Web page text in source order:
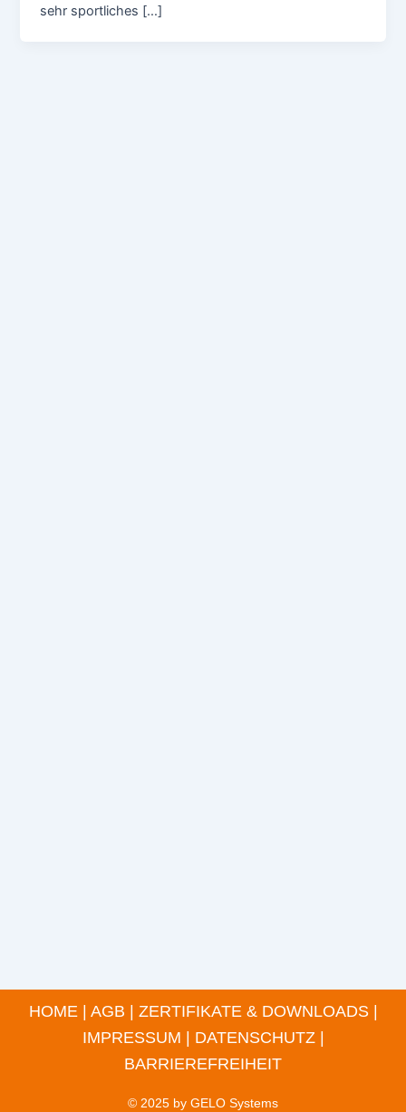
sehr sportliches […]
HOME| AGB ZERTIFIKATE & DOWNLOADS|
IMPRESSUM
DATENSCHUTZ|
BARRIEREFREIHEIT
© 2025 by GELO Systems